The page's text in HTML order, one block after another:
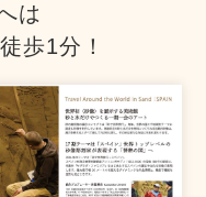
は
歩1分！